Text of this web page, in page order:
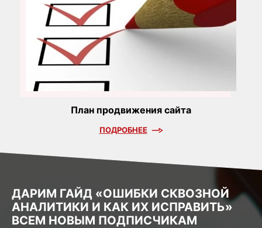
План продвижения сайта
ПОДРОБНЕЕ
ДАРИМ ГАЙД «ОШИБКИ СКВОЗНОЙ
АНАЛИТИКИ И КАК ИХ ИСПРАВИТЬ»
ВСЕМ НОВЫМ ПОДПИСЧИКАМ